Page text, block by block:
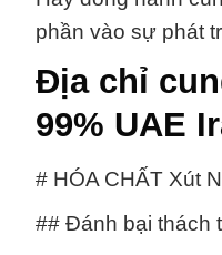
phần vào sự phát
Địa chỉ
99% UAE
# HÓA CHẤT Xút
## Đánh bại thách